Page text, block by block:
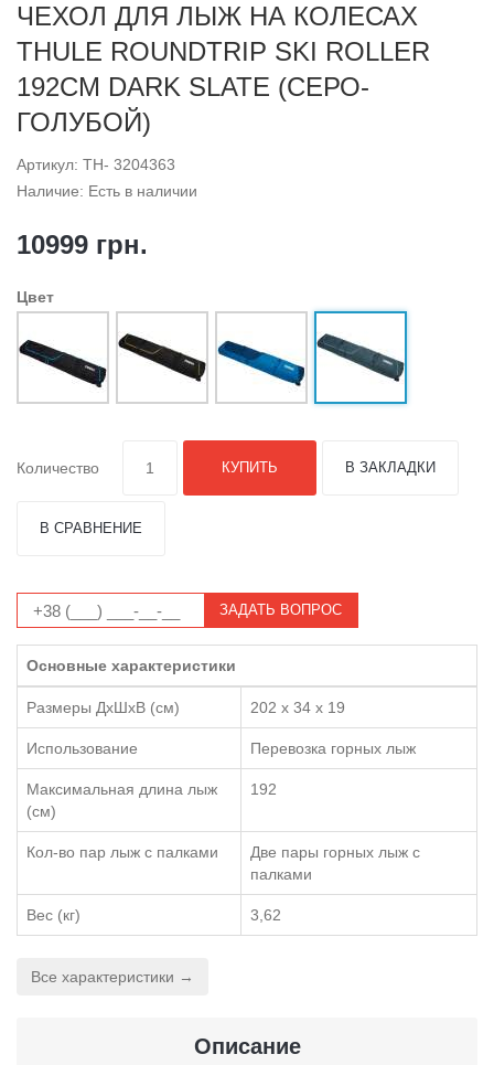
ЧЕХОЛ ДЛЯ ЛЫЖ НА КОЛЕСАХ
THULE ROUNDTRIP SKI ROLLER
192CM DARK SLATE (СЕРО-
ГОЛУБОЙ)
Артикул: TH- 3204363
Наличие: Есть в наличии
10999 грн.
Цвет
Количество КУПИТЬ В ЗАКЛАДКИ
В СРАВНЕНИЕ
ЗАДАТЬ ВОПРОС
Основные характеристики
Размеры ДхШхВ (см) 202 x 34 x 19
Использование Перевозка горных лыж
Максимальная длина лыж
(см)
192
Кол-во пар лыж с палками
Две пары горных лыж с
палками
Вес (кг) 3,62
Все характеристики →
Описание